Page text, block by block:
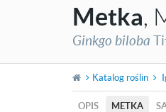
Metka,
Ginkgo biloba
Katalog roślin
OPIS METKA